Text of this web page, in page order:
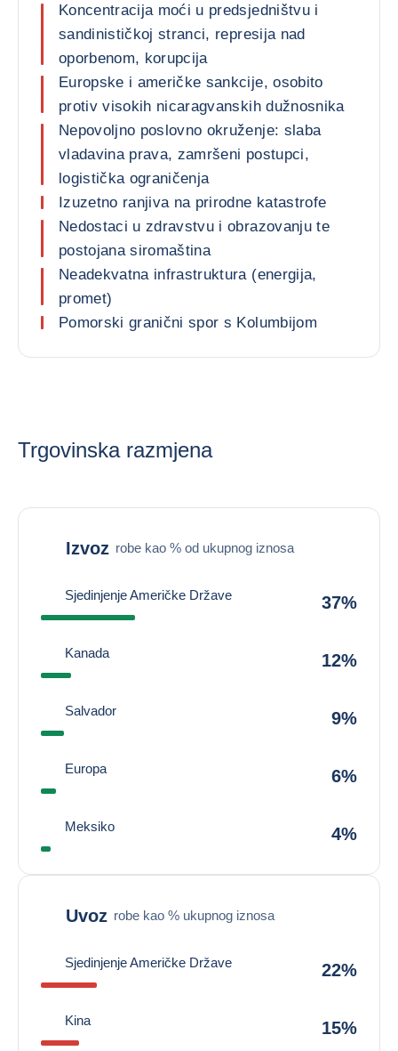
Koncentracija moći u predsjedništvu i
sandinističkoj stranci, represija nad
oporbenom, korupcija
Europske i američke sankcije, osobito
protiv visokih nicaragvanskih dužnosnika
Nepovoljno poslovno okruženje: slaba
vladavina prava, zamršeni postupci,
logistička ograničenja
Izuzetno ranjiva na prirodne katastrofe
Nedostaci u zdravstvu i obrazovanju te
postojana siromaština
Neadekvatna infrastruktura (energija,
promet)
Pomorski granični spor s Kolumbijom
Trgovinska razmjena
Izvoz robe kao % od ukupnog iznosa
Sjedinjenje Američke Države 37%
Kanada 12%
Salvador 9%
Europa 6%
Meksiko 4%
Uvoz robe kao % ukupnog iznosa
Sjedinjenje Američke Države 22%
Kina 15%